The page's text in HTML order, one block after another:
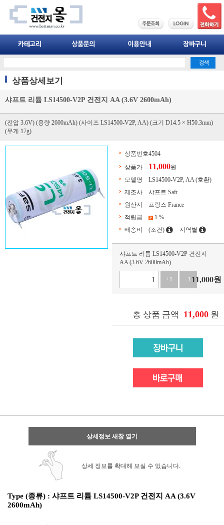
상품상세보기
샤프트 리튬 LS14500-V2P 건전지 AA (3.6V 2600mAh)
(전압 3.6V) (용량 2600mAh) (사이즈 LS14500-V2P, AA) (크기 D14.5 × H50.3mm)
(무게 17g)
상품번호4504
상품가
11,000원
모델명
LS14500-V2P, AA (호환)
제조사
샤프트 Saft
원산지
프랑스 France
적립금
1 %
배송비
(조건) 지역별
샤프트 리튬 LS14500-V2P 건전지
AA (3.6V 2600mAh)
+1 -1 11,000원
총 상품 금액 11,000 원
상세정보 새창 열기
상세 정보를 확대해 보실 수 있습니다.
Type (종류) : 샤프트 리튬 LS14500-V2P 건전지 AA (3.6V
2600mAh)